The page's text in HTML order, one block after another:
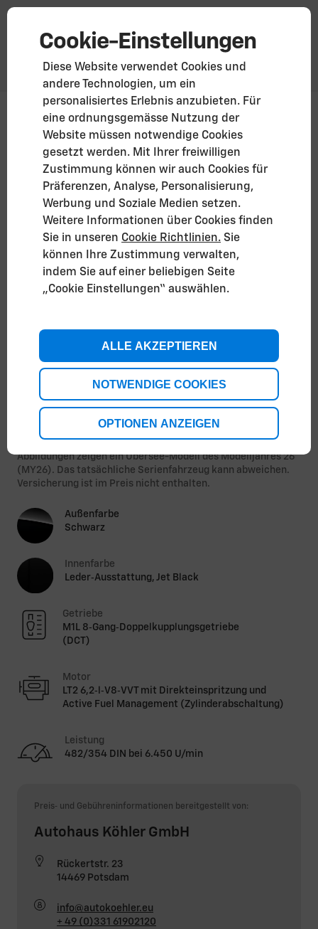
Cookie-Einstellungen
Diese Website verwendet Cookies und
andere Technologien, um ein
personalisiertes Erlebnis anzubieten. Für
eine ordnungsgemässe Nutzung der
Website müssen notwendige Cookies
gesetzt werden. Mit Ihrer freiwilligen
Zustimmung können wir auch Cookies für
Präferenzen, Analyse, Personalisierung,
Werbung und Soziale Medien setzen.
Weitere Informationen über Cookies finden
Sie in unseren Cookie Richtlinien. Sie
können Ihre Zustimmung verwalten,
indem Sie auf einer beliebigen Seite
„Cookie Einstellungen“ auswählen.
ALLE AKZEPTIEREN
NOTWENDIGE COOKIES
OPTIONEN ANZEIGEN
Corvette Stingray · Cabriolet (MY26)
Zusätzliche Preisangaben*
Corvette Stingray entdecken
1 / 3
Energieverbrauch kombiniert: 12,3 L/100 km; CO₂-
Emissionen kombiniert: 281 g/km; CO₂-Klasse: G.
Abbildungen zeigen ein Übersee-Modell des Modelljahres 26
(MY26). Das tatsächliche Serienfahrzeug kann abweichen.
Versicherung ist im Preis nicht enthalten.
Außenfarbe
Schwarz
Innenfarbe
Leder‑Ausstattung, Jet Black
Getriebe
M1L 8‑Gang‑Doppelkupplungsgetriebe
(DCT)
Motor
LT2 6,2‑l‑V8‑VVT mit Direkteinspritzung und
Active Fuel Management (Zylinderabschaltung)
Leistung
482/354 DIN bei 6.450 U/min
Preis‑ und Gebühreninformationen bereitgestellt von:
Autohaus Köhler GmbH
Rückertstr. 23
14469 Potsdam
info@autokoehler.eu
+ 49 (0)331 61902120